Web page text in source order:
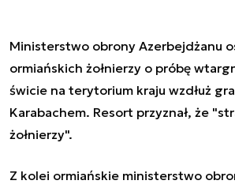
Ministerstwo obrony Azerbejdżanu
ormiańskich żołnierzy o próbę
świcie na terytorium kraju wzdłuż
Karabachem. Resort przyznał, że
żołnierzy".
Z kolei ormiańskie ministerstwo